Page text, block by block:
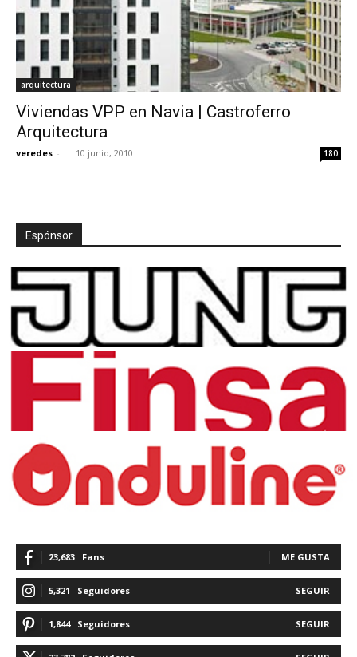
arquitectura
Viviendas VPP en Navia | Castroferro
Arquitectura
veredes - 10 junio, 2010 180
Espónsor
23,683 Fans ME GUSTA
5,321 Seguidores SEGUIR
1,844 Seguidores SEGUIR